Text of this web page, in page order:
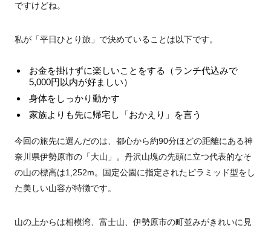
ですけどね。
私が「平日ひとり旅」で決めていることは以下です。
お金を掛けずに楽しいことをする（ランチ代込みで
5,000円以内が好ましい）
身体をしっかり動かす
家族よりも先に帰宅し「おかえり」を言う
今回の旅先に選んだのは、都心から約90分ほどの距離にある神
奈川県伊勢原市の「大山」。丹沢山塊の先頭に立つ代表的なそ
の山の標高は1,252m。国定公園に指定されたピラミッド型をし
た美しい山容が特徴です。
山の上からは相模湾、富士山、伊勢原市の町並みがきれいに見